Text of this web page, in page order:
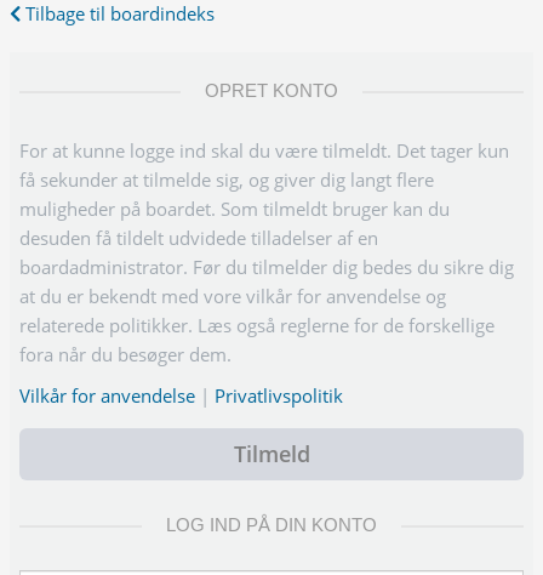
Tilbage til boardindeks
OPRET KONTO
For at kunne logge ind skal du være tilmeldt. Det tager kun
få sekunder at tilmelde sig, og giver dig langt flere
muligheder på boardet. Som tilmeldt bruger kan du
desuden få tildelt udvidede tilladelser af en
boardadministrator. Før du tilmelder dig bedes du sikre dig
at du er bekendt med vore vilkår for anvendelse og
relaterede politikker. Læs også reglerne for de forskellige
fora når du besøger dem.
Vilkår for anvendelse | Privatlivspolitik
Tilmeld
LOG IND PÅ DIN KONTO